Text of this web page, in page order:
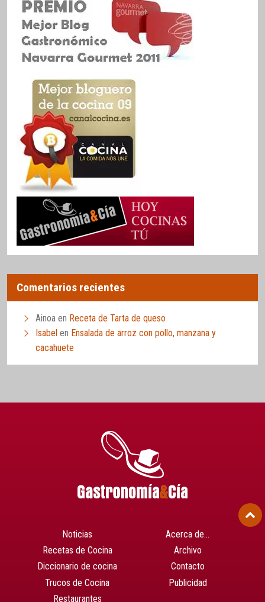
Comentarios recientes
Ainoa en Receta de Tarta de queso
Isabel en Ensalada de arroz con pollo, manzana y
cacahuete
Noticias
Recetas de Cocina
Diccionario de cocina
Trucos de Cocina
Restaurantes
Acerca de…
Archivo
Contacto
Publicidad